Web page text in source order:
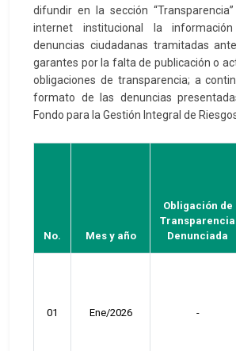
difundir en la sección
internet institucional la
denuncias ciudadanas tramitadas
garantes por la falta de publicación o
obligaciones de transparencia; a
formato de las denuncias
Fondo para la Gestión Integral de
No. Mes y año
Obligación de
Transparencia
Denunciada
01 Ene/2026 -